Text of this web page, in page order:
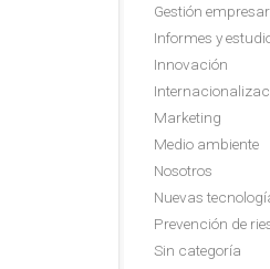
Gestión
Informes y
Innovación
Marketing
Medio ambiente
Nosotros
Nuevas
Prevención de
Sin categoría